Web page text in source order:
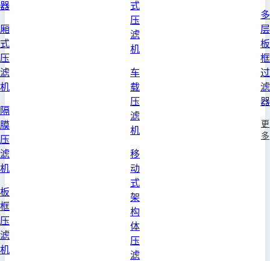
器
厢
式
压
滤
机
隔
膜
压
滤
机
板
框
压
滤
机
式
压
滤
机
车
载
压
滤
机
移
动
式
架
构
体
压
滤
多
层
板
框
过
滤
器
更
多